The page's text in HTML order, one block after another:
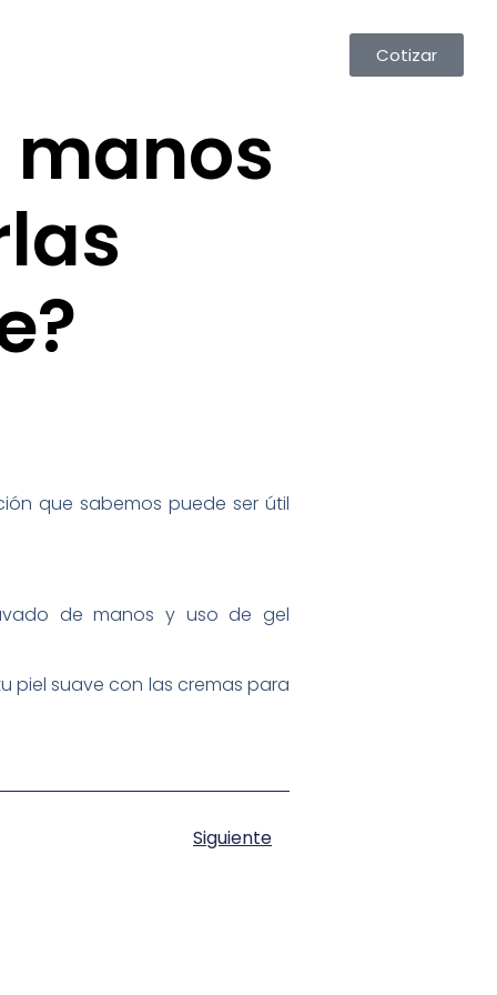
Cotizar
que sabemos puede ser útil
de manos y uso de gel
piel suave con las cremas para
Siguiente